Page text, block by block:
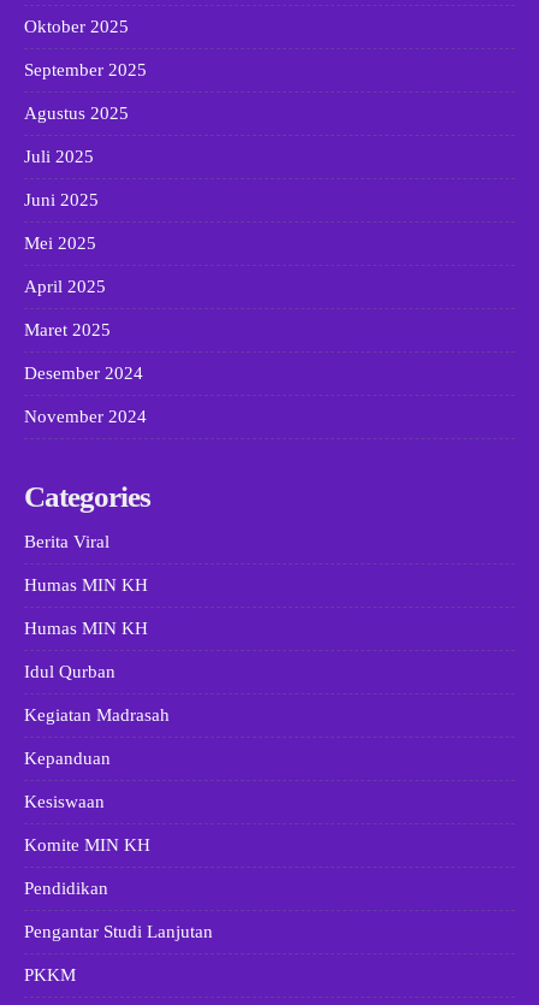
Oktober 2025
September 2025
Agustus 2025
Juli 2025
Juni 2025
Mei 2025
April 2025
Maret 2025
Desember 2024
November 2024
Categories
Berita Viral
Humas MIN KH
Humas MIN KH
Idul Qurban
Kegiatan Madrasah
Kepanduan
Kesiswaan
Komite MIN KH
Pendidikan
Pengantar Studi Lanjutan
PKKM